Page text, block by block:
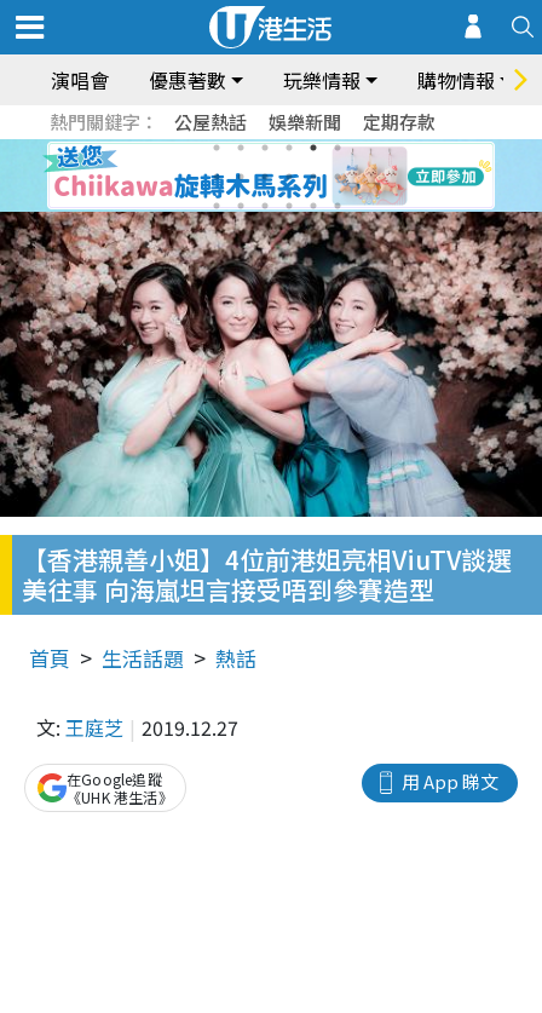
演唱會 優惠著數 玩樂情報 購物情報
熱門關鍵字： 公屋熱話 娛樂新聞 定期存款
【香港親善小姐】4位前港姐亮相ViuTV談選
美往事 向海嵐坦言接受唔到參賽造型
首頁 生活話題 熱話
文: 王庭芝 2019.12.27
用 App 睇文
在Google追蹤
《UHK 港生活》